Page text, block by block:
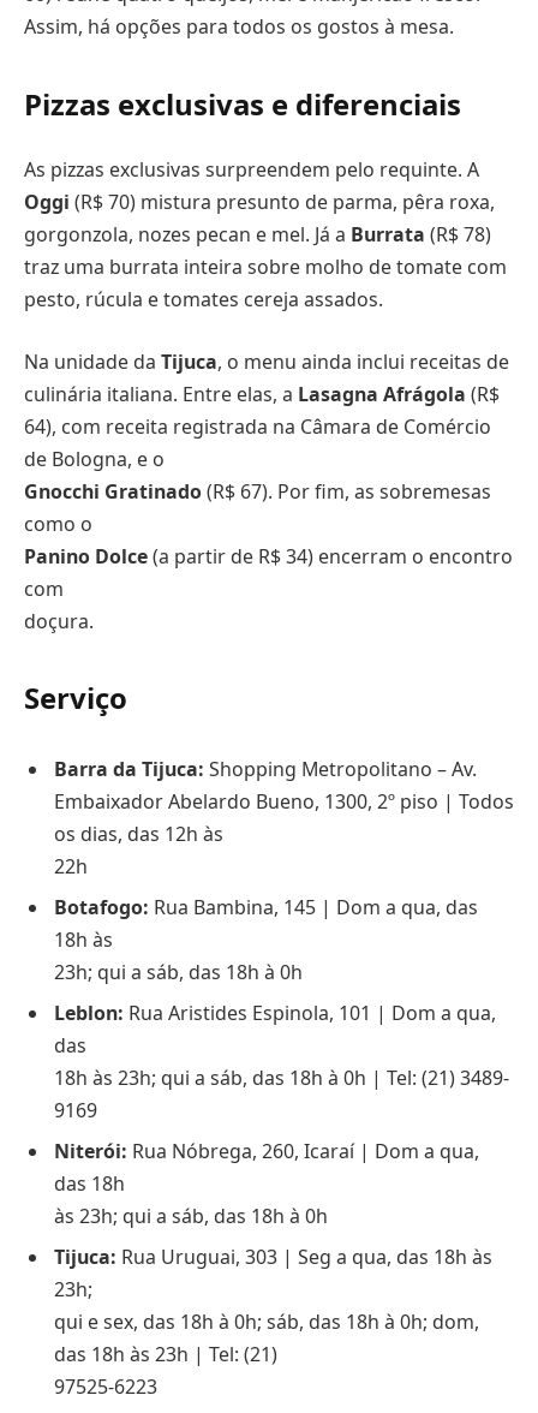
Assim, há opções para todos os gostos à mesa.
Pizzas exclusivas e diferenciais
As pizzas exclusivas surpreendem pelo requinte. A
Oggi (R$ 70) mistura presunto de parma, pêra roxa,
gorgonzola, nozes pecan e mel. Já a Burrata (R$ 78)
traz uma burrata inteira sobre molho de tomate com
pesto, rúcula e tomates cereja assados.
Na unidade da Tijuca, o menu ainda inclui receitas de
culinária italiana. Entre elas, a Lasagna Afrágola (R$
64), com receita registrada na Câmara de Comércio
de Bologna, e o
Gnocchi Gratinado(R$ 67). Por fim, as sobremesas
como o
Panino Dolce(a partir de R$ 34) encerram o encontro
com
doçura.
Serviço
Barra da Tijuca: Shopping Metropolitano – Av.
Embaixador Abelardo Bueno, 1300, 2º piso | Todos
os dias, das 12h às
22h
Botafogo: Rua Bambina, 145 | Dom a qua, das
18h às
23h; qui a sáb, das 18h à 0h
Leblon: Rua Aristides Espinola, 101 | Dom a qua,
das
18h às 23h; qui a sáb, das 18h à 0h | Tel: (21) 3489-
9169
Niterói: Rua Nóbrega, 260, Icaraí | Dom a qua,
das 18h
às 23h; qui a sáb, das 18h à 0h
Tijuca: Rua Uruguai, 303 | Seg a qua, das 18h às
23h;
qui e sex, das 18h à 0h; sáb, das 18h à 0h; dom,
das 18h às 23h | Tel: (21)
97525-6223